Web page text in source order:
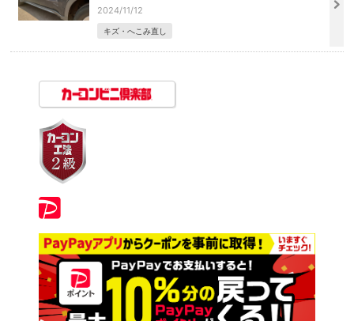
2024/11/12
キズ・へこみ直し